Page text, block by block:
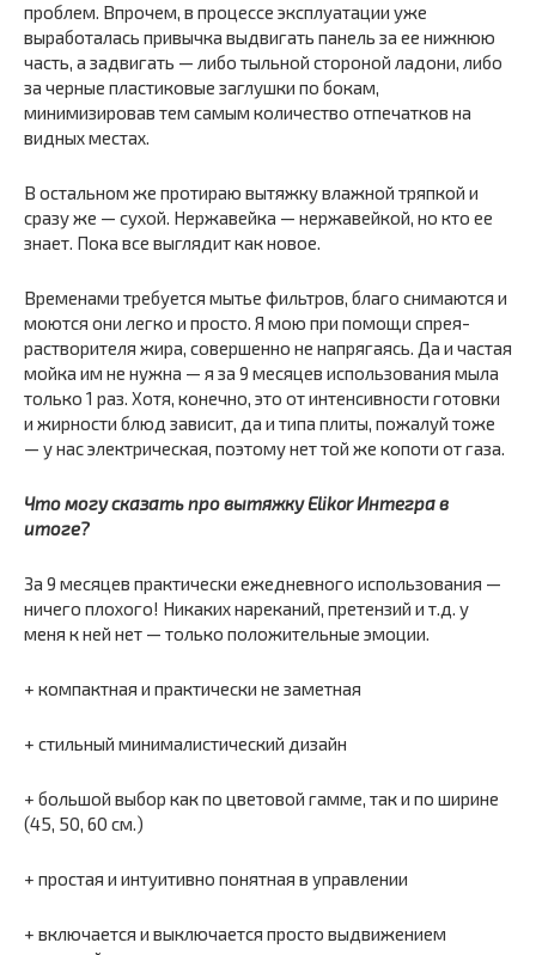
проблем. Впрочем, в процессе эксплуатации уже
выработалась привычка выдвигать панель за ее нижнюю
часть, а задвигать — либо тыльной стороной ладони, либо
за черные пластиковые заглушки по бокам,
минимизировав тем самым количество отпечатков на
видных местах.
В остальном же протираю вытяжку влажной тряпкой и
сразу же — сухой. Нержавейка — нержавейкой, но кто ее
знает. Пока все выглядит как новое.
Временами требуется мытье фильтров, благо снимаются и
моются они легко и просто. Я мою при помощи спрея-
растворителя жира, совершенно не напрягаясь. Да и частая
мойка им не нужна — я за 9 месяцев использования мыла
только 1 раз. Хотя, конечно, это от интенсивности готовки
и жирности блюд зависит, да и типа плиты, пожалуй тоже
— у нас электрическая, поэтому нет той же копоти от газа.
Что могу сказать про вытяжку Elikor Интегра в
итоге?
За 9 месяцев практически ежедневного использования —
ничего плохого! Никаких нареканий, претензий и т.д. у
меня к ней нет — только положительные эмоции.
+ компактная и практически не заметная
+ стильный минималистический дизайн
+ большой выбор как по цветовой гамме, так и по ширине
(45, 50, 60 см.)
+ простая и интуитивно понятная в управлении
+ включается и выключается просто выдвижением